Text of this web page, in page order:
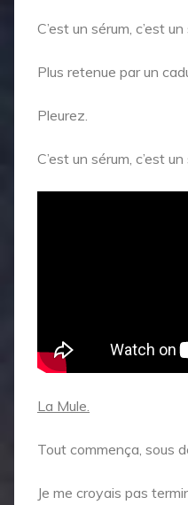
C’est un sérum, c’est un
Plus retenue par un
Pleurez.
C’est un sérum, c’est
La Mule.
Tout commença, sous
Je me croyais pas